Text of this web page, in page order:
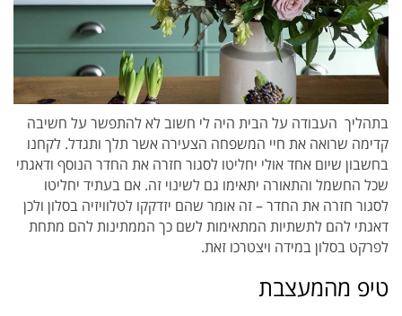
בתהליך העבודה על הבית היה לי חשוב לא להתפשר על חשיבה
קדימה שרואה את חיי המשפחה הצעירה אשר תלך ותגדל. לקחנו
בחשבון שיום אחד אולי יחליטו לסגור חזרה את החדר הנוסף ודאגתי
שכל החשמל והתאורה יתאימו גם לשינוי זה. אם בעתיד יחליטו
לסגור חזרה את החדר – זה אומר שהם יזדקקו לטלוויזיה בסלון ולכן
דאגתי להם לתשתיות המתאימות לשם כך הממתינות להם מתחת
לפרקט בסלון במידה ויצטרכו זאת.
טיפ מהמעצבת